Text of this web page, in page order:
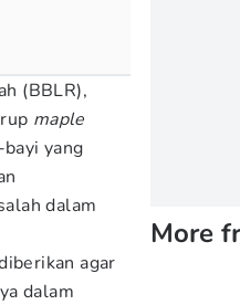
(BBLR),
maple
yang
dalam
agar
dalam
More